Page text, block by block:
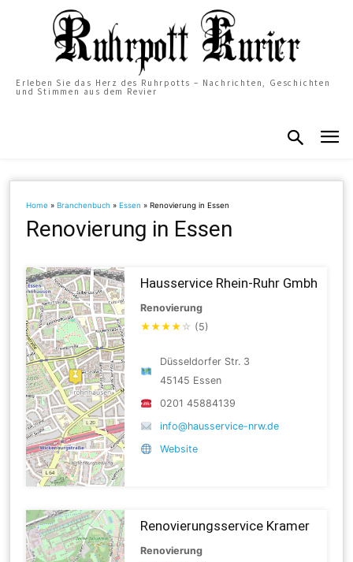
Erleben Sie das Herz des Ruhrpotts – Nachrichten, Geschichten
und Stimmen aus dem Revier
Home »Branchenbuch »Essen »Renovierung in Essen
Renovierung in Essen
Hausservice Rhein-Ruhr Gmbh
Renovierung
★★★★ ☆ (5)
Düsseldorfer Str. 3
45145 Essen
0201 45884139
info@hausservice-nrw.de
Website
Renovierungsservice Kramer
Renovierung